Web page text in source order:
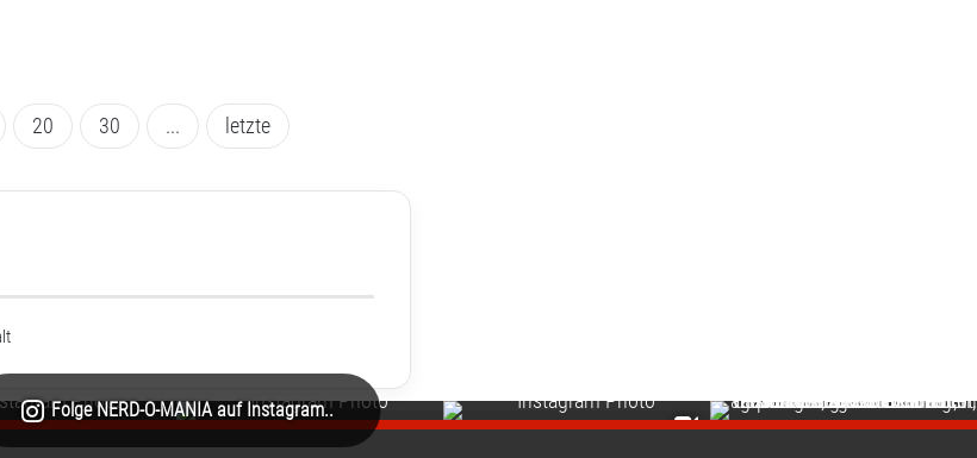
20 30 ... letzte
Folge NERD-O-MANIA auf Instagram..